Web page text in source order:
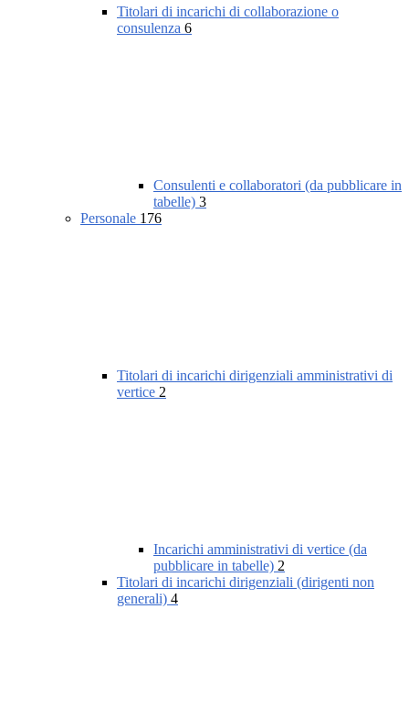
Titolari di incarichi di collaborazione o
consulenza 6
Consulenti e collaboratori (da pubblicare in
tabelle) 3
Personale 176
Titolari di incarichi dirigenziali amministrativi di
vertice 2
Incarichi amministrativi di vertice (da
pubblicare in tabelle) 2
Titolari di incarichi dirigenziali (dirigenti non
generali) 4